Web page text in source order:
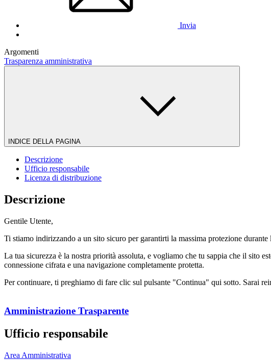
Invia
Argomenti
Trasparenza amministrativa
INDICE DELLA PAGINA
Descrizione
Ufficio responsabile
Licenza di distribuzione
Descrizione
Gentile Utente,
Ti stiamo indirizzando a un sito sicuro per garantirti la massima protezione durante
La tua sicurezza è la nostra priorità assoluta, e vogliamo che tu sappia che il sito
connessione cifrata e una navigazione completamente protetta.
Per continuare, ti preghiamo di fare clic sul pulsante "Continua" qui sotto. Sarai
Amministrazione Trasparente
Ufficio responsabile
Area Amministrativa